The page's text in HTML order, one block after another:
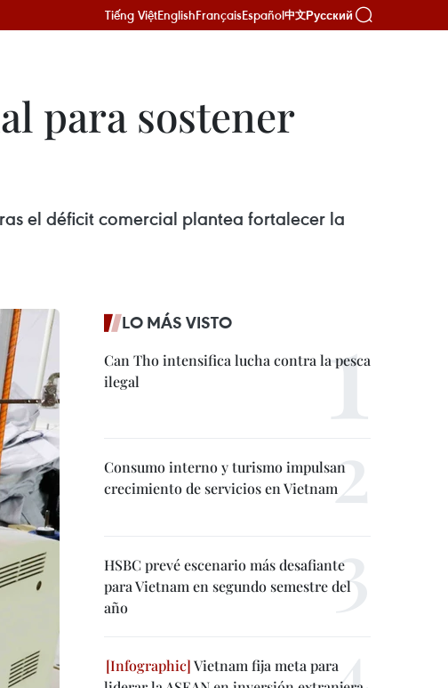
Tiếng ViệtEnglishFrançaisEspañol中文Русский
para sostener
el déficit comercial plantea fortalecer la
LO MÁS VISTO
Can Tho intensifica lucha contra la pesca
ilegal
Consumo interno y turismo impulsan
crecimiento de servicios en Vietnam
HSBC prevé escenario más desafiante
para Vietnam en segundo semestre del
año
Vietnam fija meta para